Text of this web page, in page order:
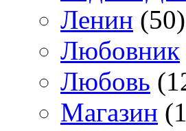
Ленин (50)
Любовник
Любовь
Магазин